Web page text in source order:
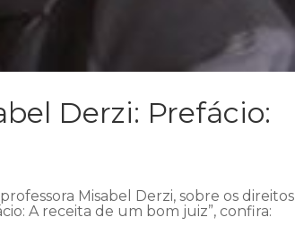
Derzi: Prefácio:
Misabel Derzi, sobre os direitos
A receita de um bom juiz”, confira: